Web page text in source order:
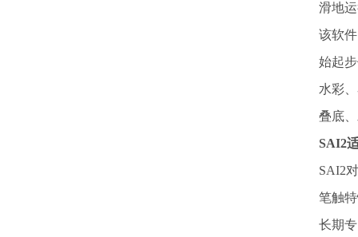
滑地
该软
始起
水彩
叠底
SAI2
SAI2
笔触
长期